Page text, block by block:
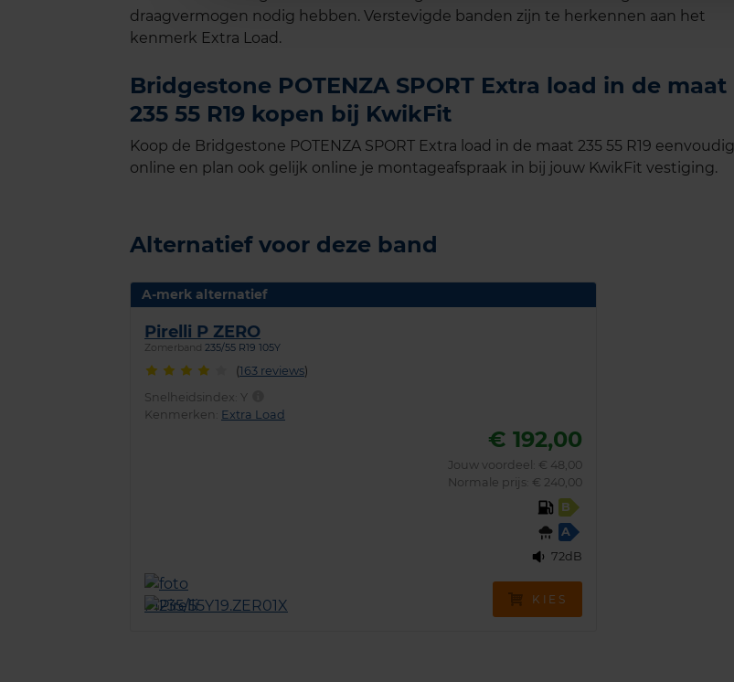
draagvermogen nodig hebben. Verstevigde banden zijn te herkennen aan het
kenmerk Extra Load.
Bridgestone POTENZA SPORT Extra load in de maat
235 55 R19 kopen bij KwikFit
Koop de Bridgestone POTENZA SPORT Extra load in de maat 235 55 R19 eenvoudig
online en plan ook gelijk online je montageafspraak in bij jouw KwikFit vestiging.
Alternatief voor deze band
A-merk alternatief
Pirelli P ZERO
Zomerband 235/55 R19 105Y
(163 reviews)
Snelheidsindex: Y
Kenmerken: Extra Load
€ 192,00
Jouw voordeel: € 48,00
Normale prijs: € 240,00
B
A
72dB
KIES